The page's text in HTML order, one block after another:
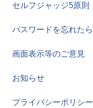
セルフジャッジ5原則
パスワードを忘れたら
画面表示等のご意見
お知らせ
プライバシーポリシー